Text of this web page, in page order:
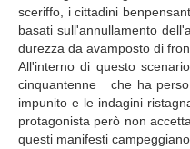
sceriffo, i cittadini
basati sull'annullamento
durezza da avamposto di
All'interno di questo
cinquantenne che ha perso
impunito e le indagini
protagonista però non
questi manifesti